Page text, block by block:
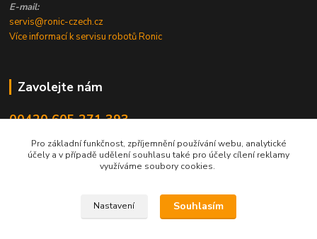
E-mail:
servis@ronic-czech.cz
Více informací k servisu robotů Ronic
Zavolejte nám
00420 605 271 393
info@ronic-czech.cz
Pro základní funkčnost, zpříjemnění používání webu, analytické
účely a v případě udělení souhlasu také pro účely cílení reklamy
využíváme soubory cookies.
Nastavení Souhlasím